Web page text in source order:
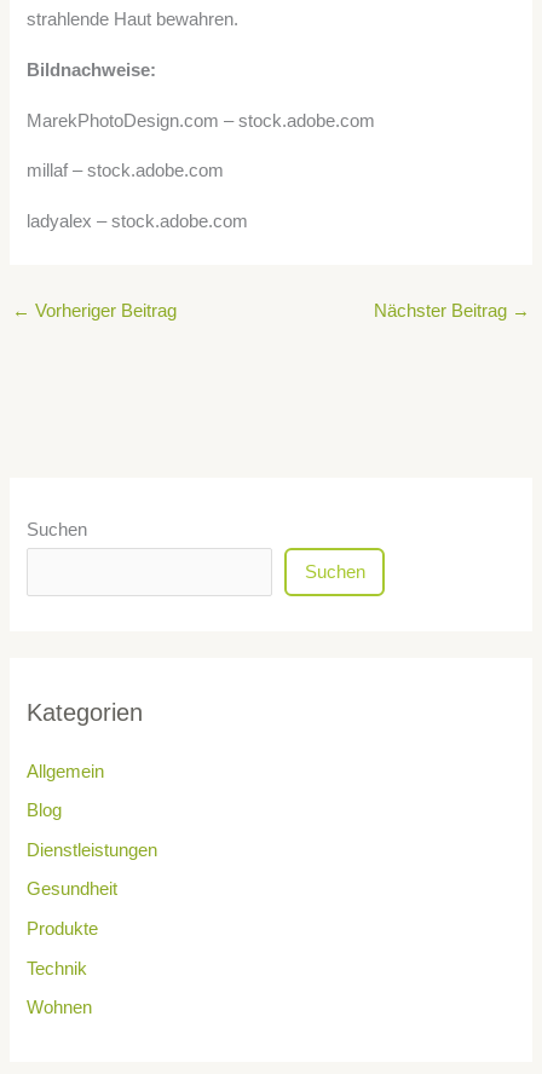
strahlende Haut bewahren.
Bildnachweise:
MarekPhotoDesign.com – stock.adobe.com
millaf – stock.adobe.com
ladyalex – stock.adobe.com
← Vorheriger Beitrag Nächster Beitrag →
Suchen
Suchen
Kategorien
Allgemein
Blog
Dienstleistungen
Gesundheit
Produkte
Technik
Wohnen